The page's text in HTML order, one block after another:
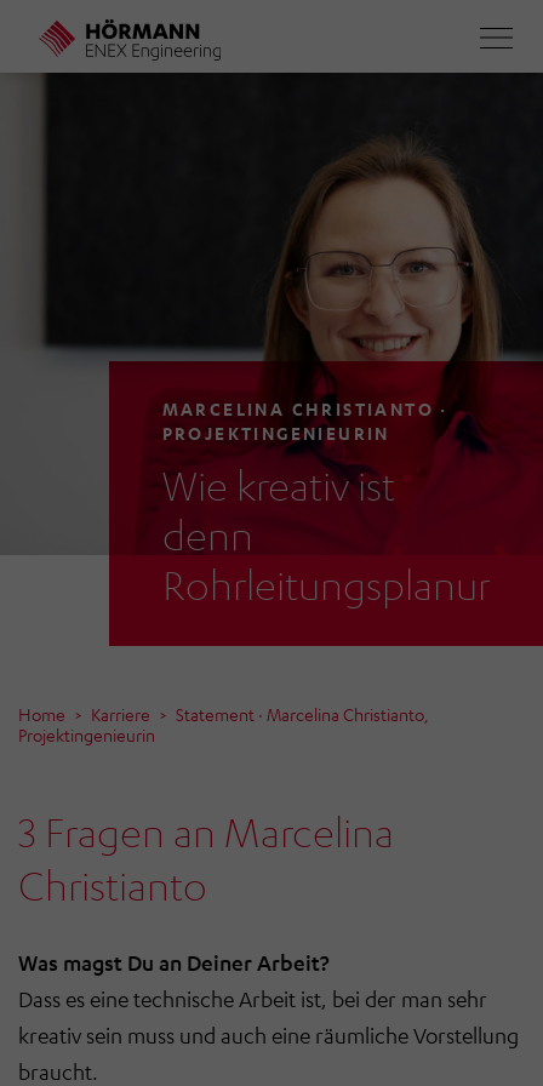
Direkt
MARCELINA CHRISTIANTO ·
PROJEKTINGENIEURIN
Wie kreativ ist
denn
Rohrleitungsplanung?
Home Karriere
Statement · Marcelina Christianto,
Projektingenieurin
3 Fragen an Marcelina
Christianto
Was magst Du an Deiner Arbeit?
Dass es eine technische Arbeit ist, bei der man sehr
kreativ sein muss und auch eine räumliche Vorstellung
braucht.